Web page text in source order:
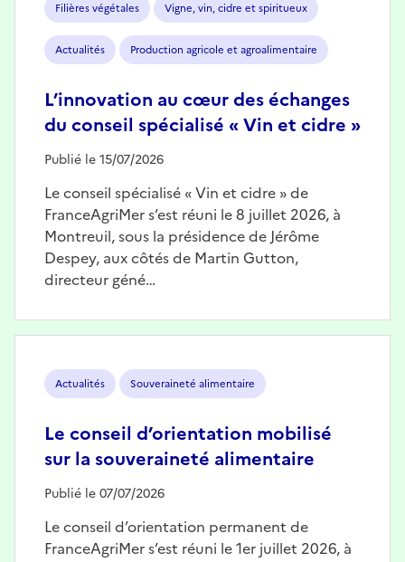
Filières végétales Vigne, vin, cidre et spiritueux
Actualités Production agricole et agroalimentaire
L’innovation au cœur des échanges
du conseil spécialisé « Vin et cidre »
Publié le 15/07/2026
Le conseil spécialisé « Vin et cidre » de
FranceAgriMer s’est réuni le 8 juillet 2026, à
Montreuil, sous la présidence de Jérôme
Despey, aux côtés de Martin Gutton,
directeur géné…
Actualités Souveraineté alimentaire
Le conseil d’orientation mobilisé
sur la souveraineté alimentaire
Publié le 07/07/2026
Le conseil d’orientation permanent de
FranceAgriMer s’est réuni le 1er juillet 2026, à